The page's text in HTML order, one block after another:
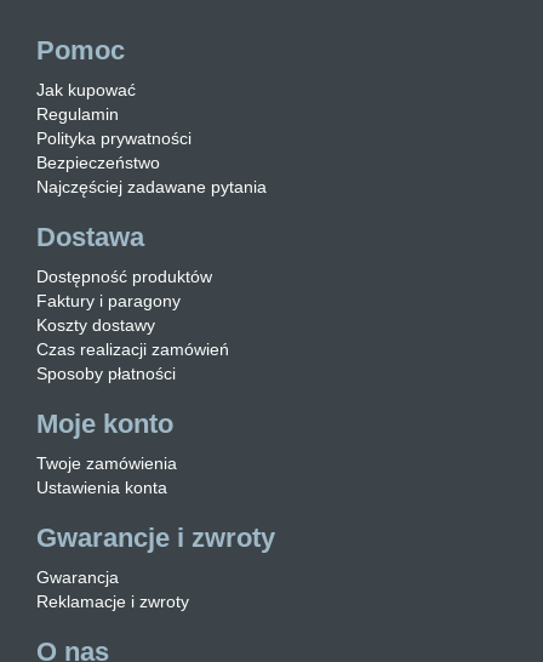
Pomoc
Jak kupować
Regulamin
Polityka prywatności
Bezpieczeństwo
Najczęściej zadawane pytania
Dostawa
Dostępność produktów
Faktury i paragony
Koszty dostawy
Czas realizacji zamówień
Sposoby płatności
Moje konto
Twoje zamówienia
Ustawienia konta
Gwarancje i zwroty
Gwarancja
Reklamacje i zwroty
O nas